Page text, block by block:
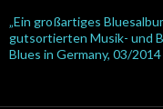
„Ein großartiges
gutsortierten Musik- und
Blues in Germany, 03/2014